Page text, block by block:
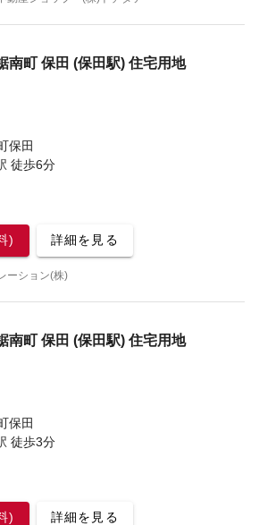
南町 保田 (保田駅) 住宅用地
保田
徒歩6分
) 詳細を見る
ーション(株)
南町 保田 (保田駅) 住宅用地
保田
徒歩3分
) 詳細を見る